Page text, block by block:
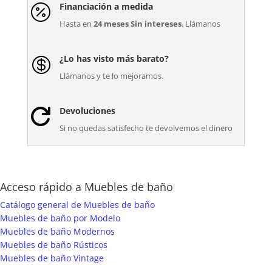
 Financiación a medida
Hasta en 24 meses Sin intereses. Llámanos
 ¿Lo has visto más barato?
Llámanos y te lo mejoramos.
 Devoluciones
Si no quedas satisfecho te devolvemos el dinero
Acceso rápido a Muebles de baño
Catálogo general de Muebles de baño
Muebles de baño por Modelo
Muebles de baño Modernos
Muebles de baño Rústicos
Muebles de baño Vintage